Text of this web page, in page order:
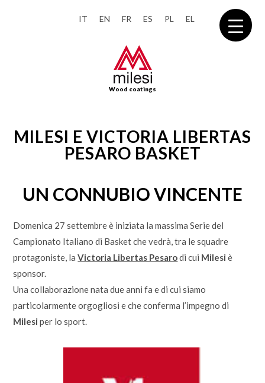
IT EN FR ES PL EL
Wood coatings
MILESI E VICTORIA LIBERTAS
PESARO BASKET
UN CONNUBIO VINCENTE
Domenica 27 settembre è iniziata la massima Serie del
Campionato Italiano di Basket che vedrà, tra le squadre
protagoniste, laVictoria Libertas Pesarodi cui Milesi è
sponsor.
Una collaborazione nata due anni fa e di cui siamo
particolarmente orgogliosi e che conferma l’impegno di
Milesiper lo sport.